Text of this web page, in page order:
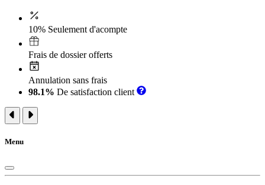
10% Seulement d'acompte
Frais de dossier offerts
Annulation sans frais
98.1% De satisfaction client
Menu